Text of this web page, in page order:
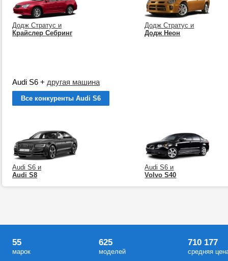
Додж Стратус и
Крайслер Себринг
Додж Стратус и
Додж Неон
Audi S6 + другая машина
Все конкуренты Audi S6
Audi S6 и
Audi S8
Audi S6 и
Volvo S40
55
марок
625
моделей
710 177
средняя